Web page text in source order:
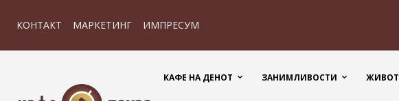
КОНТАКТ МАРКЕТИНГ ИМПРЕСУМ
КАФЕ НА ДЕНОТ ЗАНИМЛИВОСТИ ЖИВОТ